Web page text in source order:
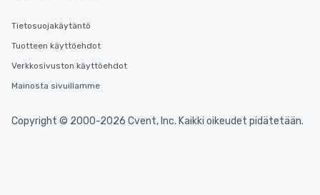
Tietosuojakäytäntö
Tuotteen käyttöehdot
Verkkosivuston käyttöehdot
Mainosta sivuillamme
Copyright © 2000-2026 Cvent, Inc. Kaikki oikeudet pidätetään.